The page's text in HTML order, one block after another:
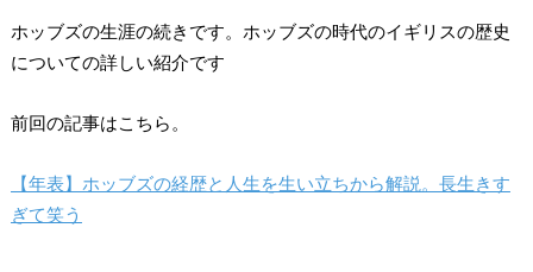
ホッブズの生涯の続きです。ホッブズの時代のイギリスの歴史
についての詳しい紹介です
前回の記事はこちら。
【年表】ホッブズの経歴と人生を生い立ちから解説。長生きす
ぎて笑う